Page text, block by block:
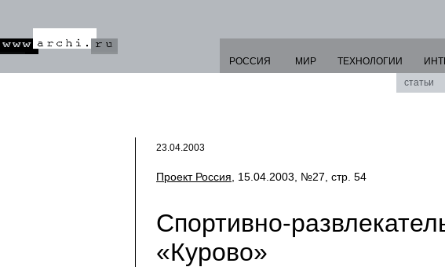
РОССИЯ МИР ТЕХНОЛОГИИ
статьи
23.04.2003
Проект Россия , 15.04.2003, №27, стр. 54
Спортивно-
«Курово»